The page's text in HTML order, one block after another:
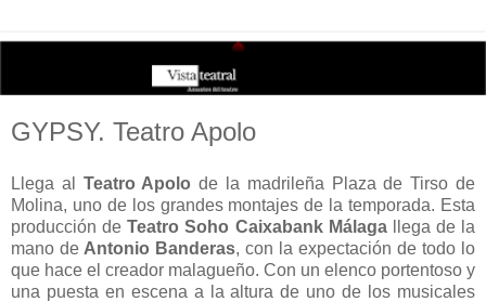
GYPSY. Teatro Apolo
Llega al Teatro Apolo de la madrileña Plaza de Tirso de
Molina, uno de los grandes montajes de la temporada. Esta
producción deTeatro Soho Caixabank Málaga
llega de la
mano de Antonio Banderas, con la expectación de todo lo
que hace el creador malagueño. Con un elenco portentoso y
una puesta en escena a la altura de uno de los musicales